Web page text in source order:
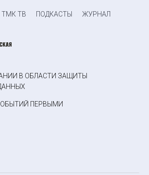
ТМК ТВ ПОДКАСТЫ ЖУРНАЛ
В ОБЛАСТИ ЗАЩИТЫ
ПЕРВЫМИ